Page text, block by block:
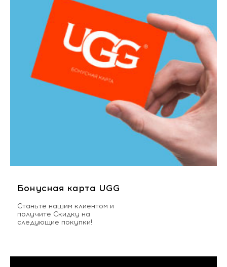
Бонусная карта UGG
Станьте нашим клиентом и
получите Скидку на
следующие покупки!